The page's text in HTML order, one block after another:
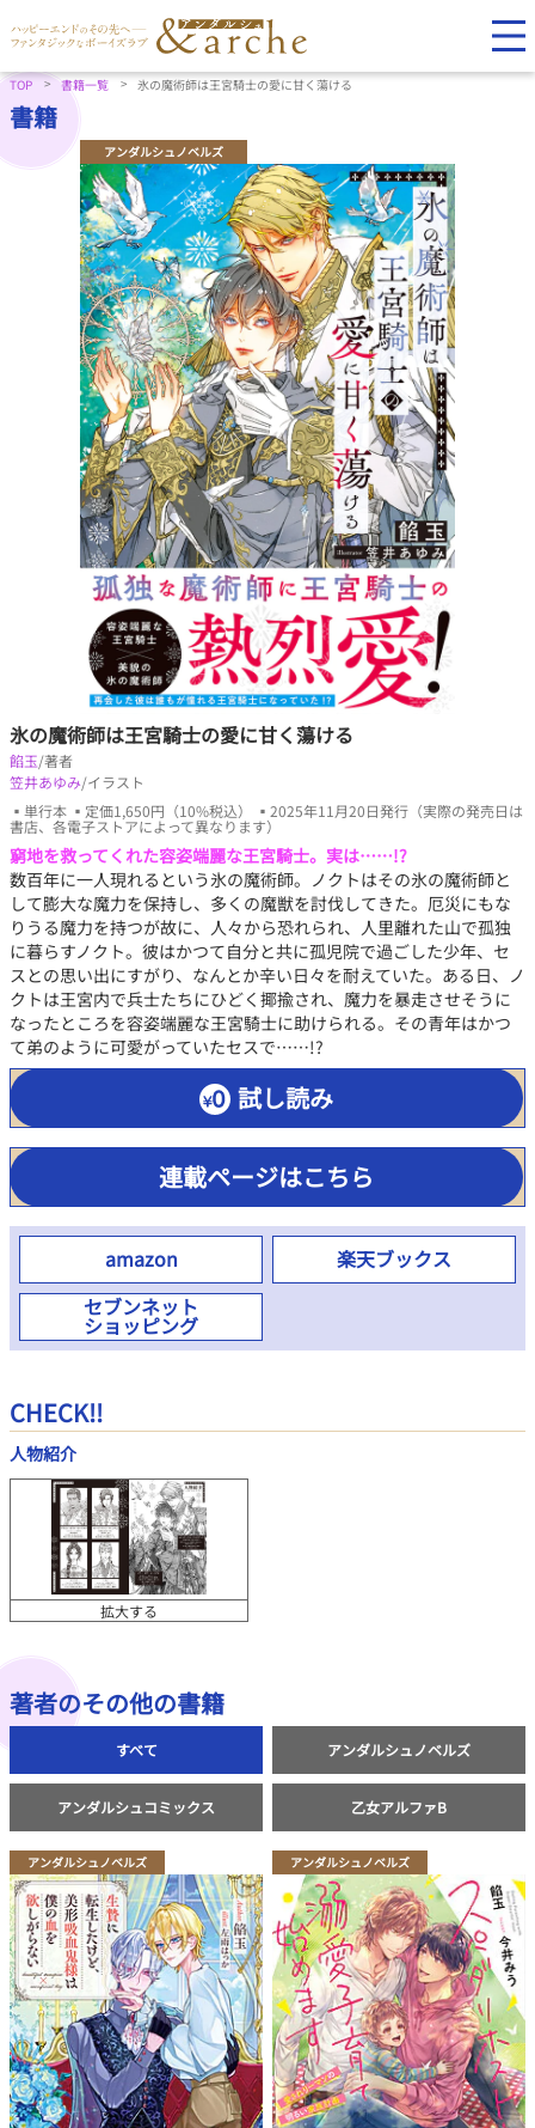
TOP 書籍一覧 氷の魔術師は王宮騎士の愛に甘く蕩ける
書籍
アンダルシュノベルズ
氷の魔術師は王宮騎士の愛に甘く蕩ける
餡玉/著者
笠井あゆみ/イラスト
▪単行本 ▪定価1,650円（10%税込） ▪2025年11月20日発行（実際の発売日は
書店、各電子ストアによって異なります）
窮地を救ってくれた容姿端麗な王宮騎士。実は……!?
数百年に一人現れるという氷の魔術師。ノクトはその氷の魔術師と
して膨大な魔力を保持し、多くの魔獣を討伐してきた。厄災にもな
りうる魔力を持つが故に、人々から恐れられ、人里離れた山で孤独
に暮らすノクト。彼はかつて自分と共に孤児院で過ごした少年、セ
スとの思い出にすがり、なんとか辛い日々を耐えていた。ある日、ノ
クトは王宮内で兵士たちにひどく揶揄され、魔力を暴走させそうに
なったところを容姿端麗な王宮騎士に助けられる。その青年はかつ
て弟のように可愛がっていたセスで……!?
試し読み
連載ページはこちら
amazon
楽天ブックス
セブンネット
ショッピング
CHECK!!
人物紹介
拡大する
著者のその他の書籍
すべて アンダルシュノベルズ
アンダルシュコミックス 乙女アルファB
アンダルシュノベルズ アンダルシュノベルズ